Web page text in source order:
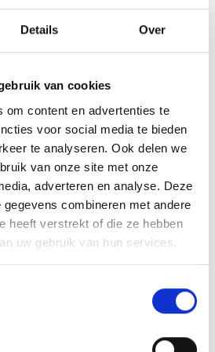
Details Over
van cookies
om content en advertenties te
voor social media te bieden
te analyseren. Ook delen we
van onze site met onze
adverteren en analyse. Deze
combineren met andere
heeft verstrekt of die ze hebben
uw gebruik van hun services.
training op je eigen
collega's tegelijk?
al onze trainingen en
locatie naar keuze of bij
Rijswijk.Maximaal aantal
ons op via
voor een